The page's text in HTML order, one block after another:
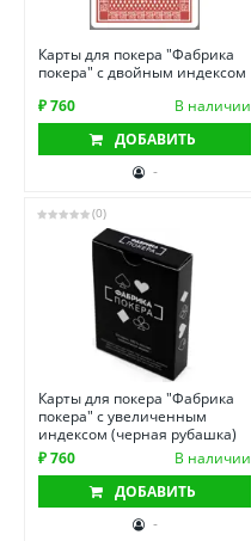
Карты для покера "Фабрика
покера" с двойным индексом
₽ 760
В наличии
ДОБАВИТЬ
-
(0)
Карты для покера "Фабрика
покера" с увеличенным
индексом (черная рубашка)
₽ 760
В наличии
ДОБАВИТЬ
-